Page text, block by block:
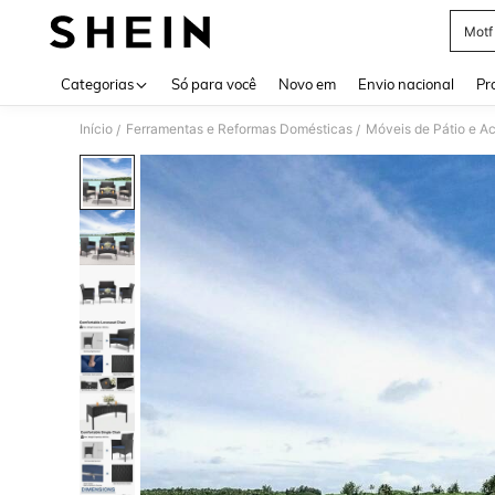
Motf
Categorias Só para você Novo em Envio nacional
Início / Ferramentas e Reformas Domésticas / Móveis de Pátio e